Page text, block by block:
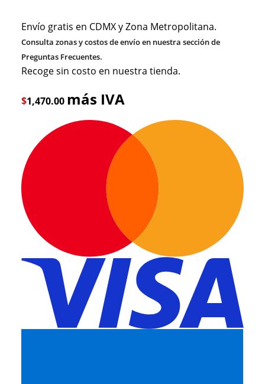
Envío gratis en CDMX y Zona Metropolitana.
Consulta zonas y costos de envío en nuestra sección de
Preguntas Frecuentes.
Recoge sin costo en nuestra tienda.
$1,470.00 más IVA